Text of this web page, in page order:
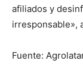
afiliados y
irresponsable»,
Fuente: